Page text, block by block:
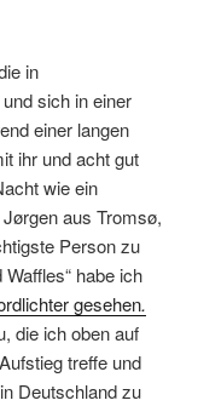
in
sich in einer
einer langen
ihr und acht gut
wie ein
aus Tromsø,
Person zu
habe ich
gesehen.
die ich oben auf
treffe und
Deutschland zu